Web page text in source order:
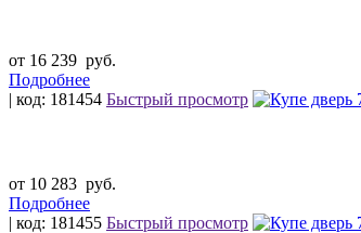
от 16 239 руб.
Подробнее
| код: 181454 Быстрый просмотр
от 10 283 руб.
Подробнее
| код: 181455 Быстрый просмотр